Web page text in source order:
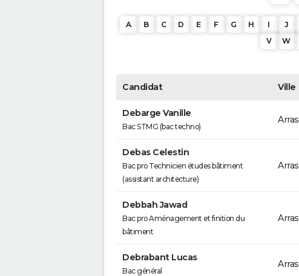
A B C D E F G H I J
V
W
Candidat Ville
Debarge Vanille
Bac STMG (bac techno)
Arras
Debas Celestin
Bac pro Technicien études bâtiment
(assistant architecture)
Arras
Debbah Jawad
Bac pro Aménagement et finition du
bâtiment
Arras
Debrabant Lucas
Bac général
Arras